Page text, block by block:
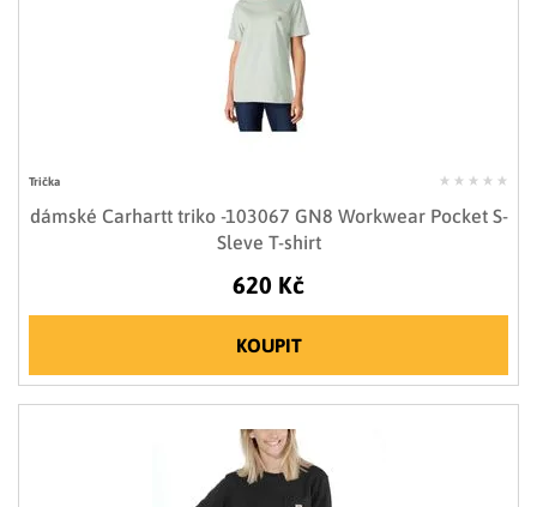
Trička
dámské Carhartt triko -103067 GN8 Workwear Pocket S-
Sleve T-shirt
620 Kč
KOUPIT